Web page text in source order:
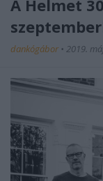
A Helmet
dankógábor • 2019.